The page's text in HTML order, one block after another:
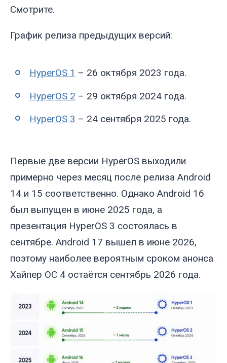
Смотрите.
График релиза предыдущих версий:
HyperOS 1 – 26 октября 2023 года.
HyperOS 2 – 29 октября 2024 года.
HyperOS 3 – 24 сентября 2025 года.
Первые две версии HyperOS выходили
примерно через месяц после релиза Android
14 и 15 соответственно. Однако Android 16
был выпущен в июне 2025 года, а
презентация HyperOS 3 состоялась в
сентябре. Android 17 вышел в июне 2026,
поэтому наиболее вероятным сроком анонса
Хайпер ОС 4 остаётся сентябрь 2026 года.